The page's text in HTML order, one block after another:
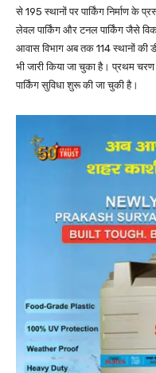
से 195 स्थानों पर पार्किंग निर्माण के
लेवल पार्किंग और टनल पार्किंग जैसे
आवास विभाग अब तक 114 स्थानों
भी जारी किया जा चुका है। प्रथम चरण
पार्किंग सुविधा शुरू की जा चुकी है।